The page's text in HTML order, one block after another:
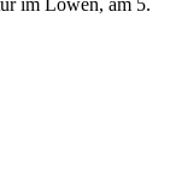
im Löwen, am 5.